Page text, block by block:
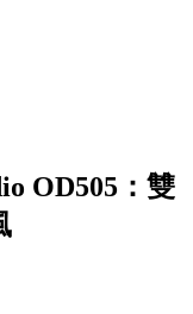
OD505：雙